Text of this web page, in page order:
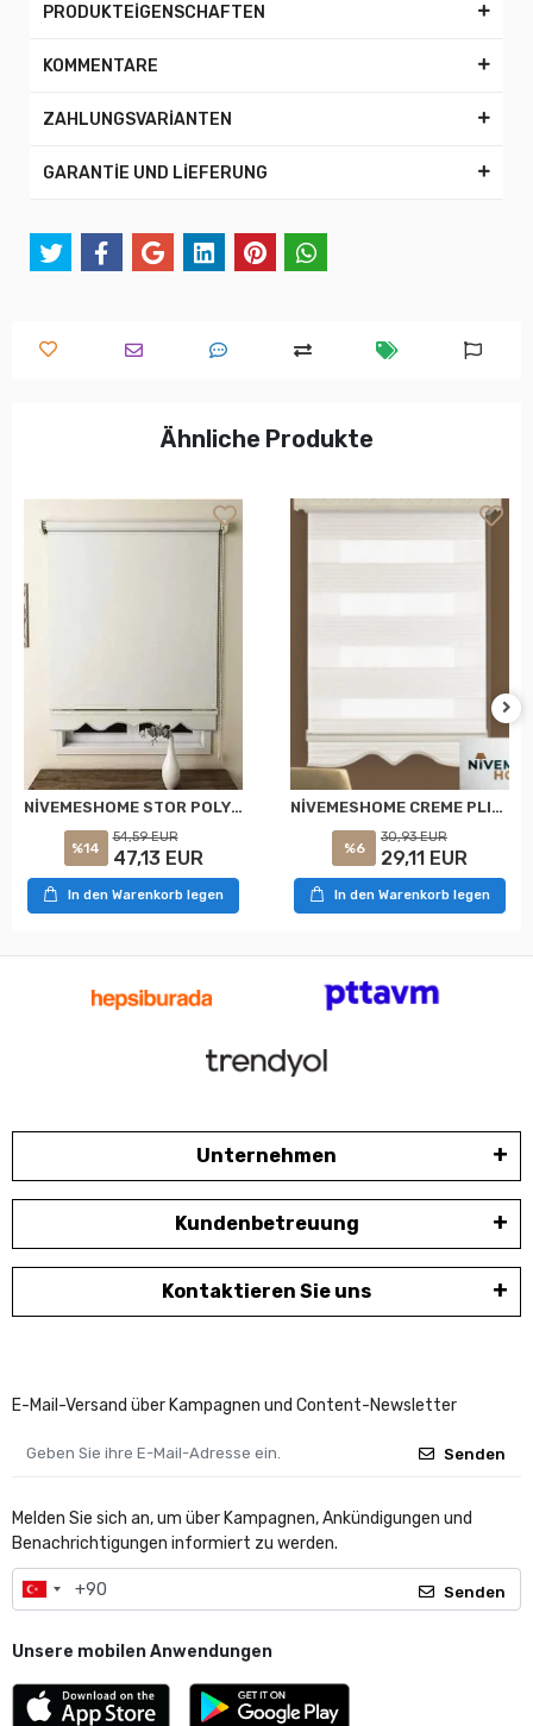
PRODUKTEİGENSCHAFTEN
KOMMENTARE
ZAHLUNGSVARİANTEN
GARANTİE UND LİEFERUNG
Ähnliche Produkte
NİVEMESHOME STOR POLYESTER ROLLO
%14
54,59 EUR
47,13 EUR
In den Warenkorb legen
NİVEMESHOME CREME PLISSEE ZEBRA RAFFROLLO
%6
30,93 EUR
29,11 EUR
In den Warenkorb legen
Unternehmen
Kundenbetreuung
Kontaktieren Sie uns
E-Mail-Versand über Kampagnen und Content-Newsletter
Senden
Melden Sie sich an, um über Kampagnen, Ankündigungen und
Benachrichtigungen informiert zu werden.
Senden
Unsere mobilen Anwendungen